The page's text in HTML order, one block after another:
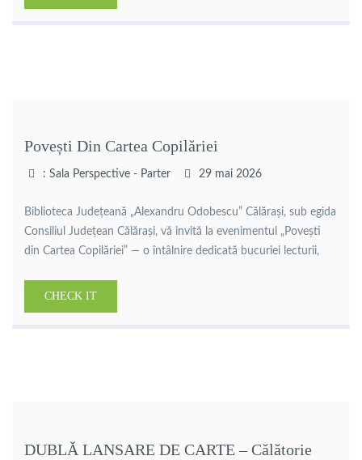
Povești Din Cartea Copilăriei
: Sala Perspective - Parter 29 mai 2026
Biblioteca Județeană „Alexandru Odobescu” Călărași, sub egida
Consiliul Județean Călărași, vă invită la evenimentul „Povești
din Cartea Copilăriei” — o întâlnire dedicată bucuriei lecturii,
a Copilului . Cei mici vor avea ocazia să o întâlnească pe
CHECK IT
DUBLĂ LANSARE DE CARTE – Călătorie